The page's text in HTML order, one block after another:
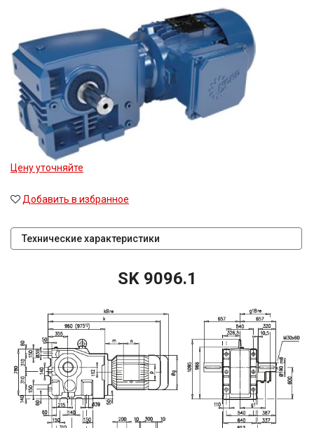
Цену уточняйте
Добавить в избранное
Технические характеристики
SK 9096.1